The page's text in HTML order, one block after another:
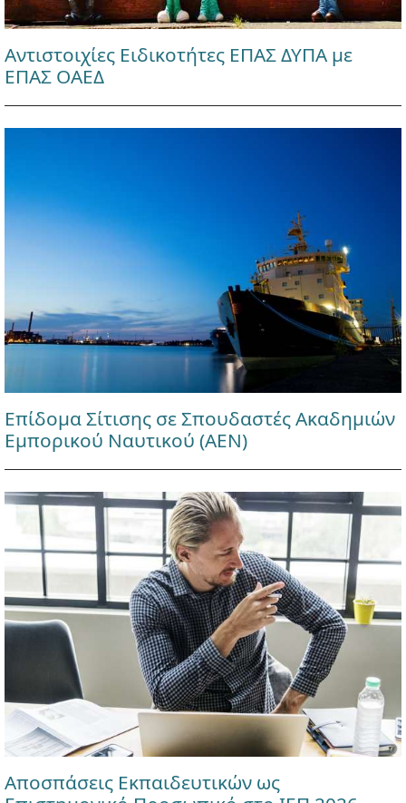
Αντιστοιχίες Ειδικοτήτες ΕΠΑΣ ΔΥΠΑ με
ΕΠΑΣ ΟΑΕΔ
Επίδομα Σίτισης σε Σπουδαστές Ακαδημιών
Εμπορικού Ναυτικού (ΑΕΝ)
Αποσπάσεις Εκπαιδευτικών ως